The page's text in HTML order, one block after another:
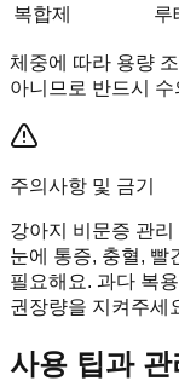
복합제
루
체중에 따라 용량
아니므로 반드시
주의사항 및 금기
강아지 비문증 관
눈에 통증, 충혈, 빨
필요해요. 과다 복
권장량을 지켜주세
사용 팁과